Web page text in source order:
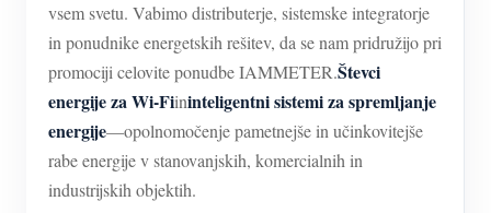
vsem svetu. Vabimo distributerje, sistemske integratorje
in ponudnike energetskih rešitev, da se nam pridružijo pri
promociji celovite ponudbe IAMMETER.Števci
energije za Wi-Fiininteligentni sistemi za spremljanje
energije—opolnomočenje pametnejše in učinkovitejše
rabe energije v stanovanjskih, komercialnih in
industrijskih objektih.